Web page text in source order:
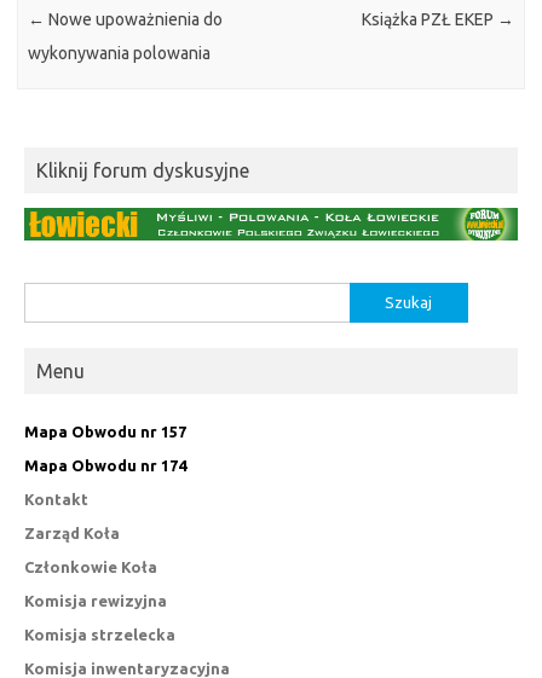
← Nowe upoważnienia do
wykonywania polowania
Książka PZŁ EKEP →
Kliknij forum dyskusyjne
Menu
Mapa Obwodu nr 157
Mapa Obwodu nr 174
Kontakt
Zarząd Koła
Członkowie Koła
Komisja rewizyjna
Komisja strzelecka
Komisja inwentaryzacyjna